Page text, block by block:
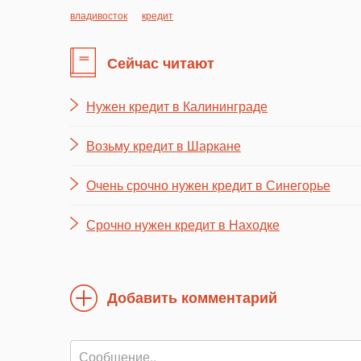
владивосток кредит
Сейчас читают
Нужен кредит в Калининграде
Возьму кредит в Шаркане
Очень срочно нужен кредит в Синегорье
Срочно нужен кредит в Находке
Добавить комментарий